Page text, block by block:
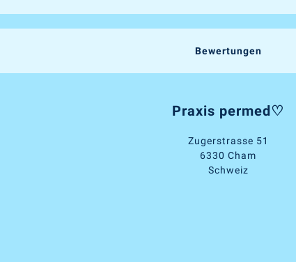
Bewertungen
Praxis permed♡
Zugerstrasse 51
6330 Cham
Schweiz